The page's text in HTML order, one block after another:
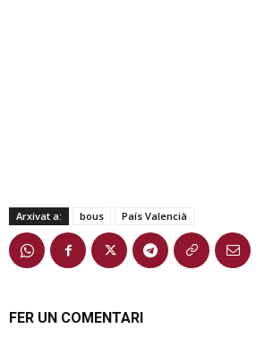
Arxivat a: bous País Valencià
FER UN COMENTARI